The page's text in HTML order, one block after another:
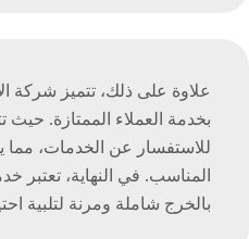
علاوة على ذلك، تتميز شركة
بخدمة العملاء الممتازة. حيث
للاستفسار عن الخدمات، مما
المناسب. في النهاية،
بالخرج شاملة ومرنة لتلبية